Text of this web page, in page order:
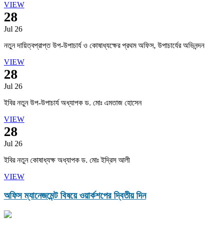
VIEW
28
Jul 26
নতুন দায়িত্বপ্রাপ্ত উপ-উপাচার্য ও কোষাধ্যক্ষের প্রথম অফিস, উপাচার্যের অভিনন্দন
VIEW
28
Jul 26
ইবির নতুন উপ-উপাচার্য অধ্যাপক ড. মোঃ এমতাজ হোসেন
VIEW
28
Jul 26
ইবির নতুন কোষাধ্যক্ষ অধ্যাপক ড. মোঃ ইদ্রিস আলী
VIEW
অফিস ম্যানেজমেন্ট বিষয়ে ওয়ার্কশপের দ্বিতীয় দিন